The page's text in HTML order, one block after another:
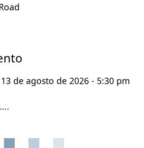
13 de agosto de 2026 - 5:30 pm